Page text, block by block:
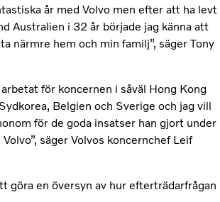
år med Volvo men efter att ha levt
Australien i 32 år började jag känna att
närmre hem och min familj”, säger Tony
för koncernen i såväl Hong Kong
Belgien och Sverige och jag vill
för de goda insatser han gjort under
säger Volvos koncernchef Leif
göra en översyn av hur efterträdarfrågan